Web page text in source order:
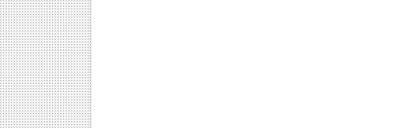
TN Budget 2026-2027 Highlights:
பள்ளி மாணவர்களுக்கு 4 செட் இலவச
TN SSLC Supplementary Result